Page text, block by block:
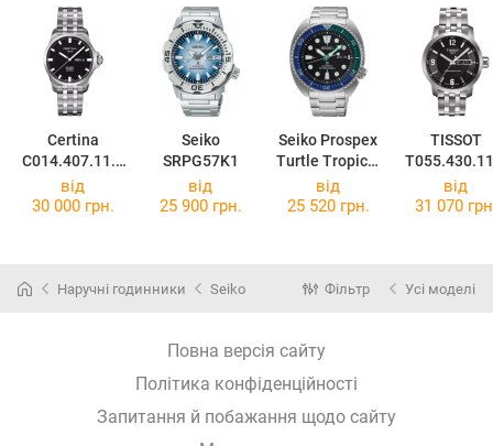
Certina
C014.407.11.0
51.00
Seiko
SRPG57K1
Seiko Prospex
Turtle Tropical
Lagoon
SRPJ35K1
TISSOT
57.00
від
30 000 грн.
від
25 900 грн.
від
25 520 грн.
від
31 070
Наручні годинники Seiko Фільтр Усі моделі
Повна версія сайту
Політика конфіденційності
Запитання й побажання щодо сайту